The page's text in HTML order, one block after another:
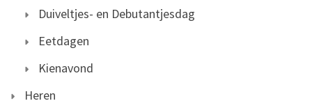
Duiveltjes- en Debutantjesdag
Eetdagen
Kienavond
Heren